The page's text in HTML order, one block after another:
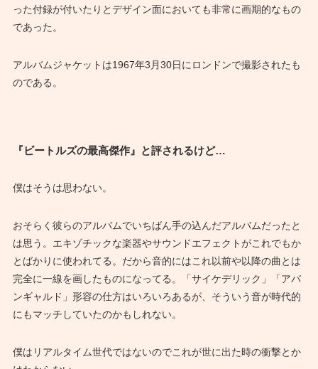
った付録が付いたりとデザイン面においても非常に画期的なもの
であった。
アルバムジャケットは1967年3月30日にロンドンで撮影されたも
のである。
『ビートルズの最高傑作』と評されるけど…
僕はそうは思わない。
おそらく彼らのアルバムでいちばん手の込んだアルバムだったと
は思う。エキゾチックな楽器やサウンドエフェクトがこれでもか
とばかりに使われてる。だから音的にはこれ以前や以降の曲とは
完全に一線を画したものになってる。「サイケデリック」「アバ
ンギャルド」形容の仕方はいろいろあるが、そういう音が時代的
にもマッチしていたのかもしれない。
僕はリアルタイム世代ではないのでこれが世に出た時の衝撃とか